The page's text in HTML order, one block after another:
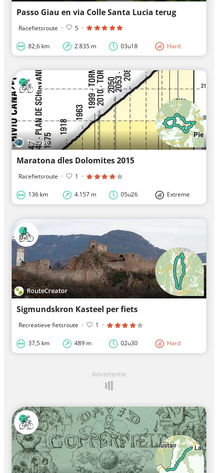
Passo Giau en via Colle Santa Lucia terug
Racefietsroute · 5 ·
82,6 km 2.835 m 03u18 Hard
Tovape
Maratona dles Dolomites 2015
Racefietsroute · 1 ·
136 km 4.157 m 05u26 Extreme
RouteCreator
Sigmundskron Kasteel per fiets
Recreatieve fietsroute · 1 ·
37,5 km 489 m 02u30 Hard
Advertentie